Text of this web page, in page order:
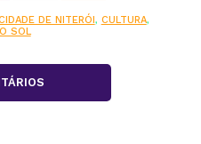
DE NITERÓI, CULTURA,
SOL